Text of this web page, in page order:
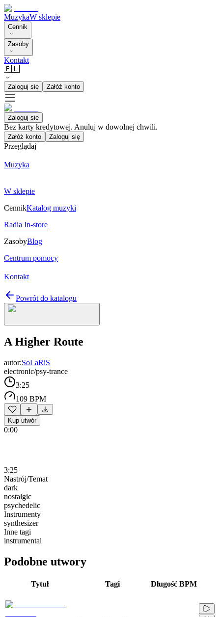
MuzykaW sklepie
Cennik
Zasoby
Kontakt
🇵🇱
Zaloguj się Załóż konto
Zaloguj się
Bez karty kredytowej. Anuluj w dowolnej chwili.
Załóż konto Zaloguj się
Przeglądaj
Muzyka
W sklepie
CennikKatalog muzyki
Radia In-store
ZasobyBlog
Centrum pomocy
Kontakt
Powrót do katalogu
A Higher Route
autor:SoLaRiS
electronic/psy-trance
3:25
109 BPM
Kup utwór
0:00
3:25
Nastrój/Temat
dark
nostalgic
psychedelic
Instrumenty
synthesizer
Inne tagi
instrumental
Podobne utwory
Tytuł Tagi Długość BPM